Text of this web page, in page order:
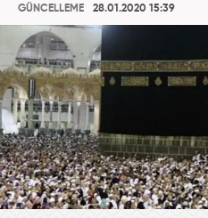
GÜNCELLEME
28.01.2020 15:39